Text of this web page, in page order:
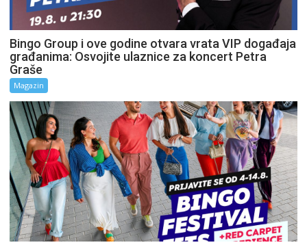
Bingo Group i ove godine otvara vrata VIP događaja
građanima: Osvojite ulaznice za koncert Petra
Graše
Magazin